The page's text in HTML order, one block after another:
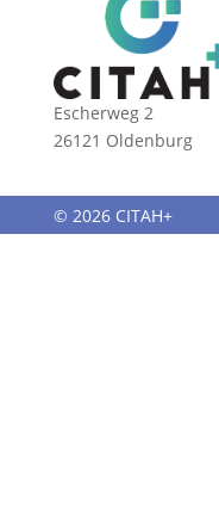
Escherweg 2
26121 Oldenburg
© 2026 CITAH+